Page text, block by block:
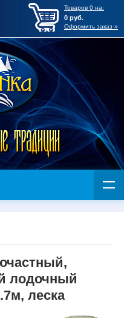
Товаров 0 на:
0 руб.
Оформить заказ »
лодочный
леска